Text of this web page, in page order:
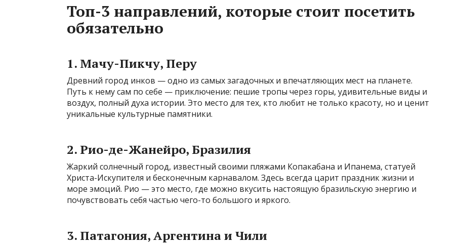
Топ-3 направлений, которые стоит посетить
обязательно
1. Мачу-Пикчу, Перу
Древний город инков — одно из самых загадочных и впечатляющих мест на планете.
Путь к нему сам по себе — приключение: пешие тропы через горы, удивительные виды и
воздух, полный духа истории. Это место для тех, кто любит не только красоту, но и ценит
уникальные культурные памятники.
2. Рио-де-Жанейро, Бразилия
Жаркий солнечный город, известный своими пляжами Копакабана и Ипанема, статуей
Христа-Искупителя и бесконечным карнавалом. Здесь всегда царит праздник жизни и
море эмоций. Рио — это место, где можно вкусить настоящую бразильскую энергию и
почувствовать себя частью чего-то большого и яркого.
3. Патагония, Аргентина и Чили